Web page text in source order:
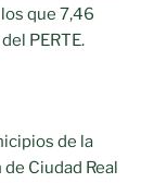
que 7,46
PERTE.
de la
Ciudad Real